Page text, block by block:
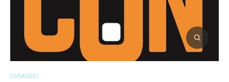
25/04/2021